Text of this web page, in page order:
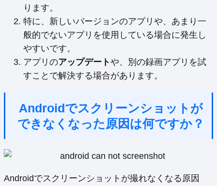
ります。
特に、新しいバージョンのアプリや、あまり一
般的でないアプリを使用している場合に発生し
やすいです。
アプリのアップデートや、別の録画アプリを試
すことで解決する場合があります。
Androidでスクリーンショットが
できなくなった原因は何ですか？
Androidでスクリーンショットが撮れなくなる原因